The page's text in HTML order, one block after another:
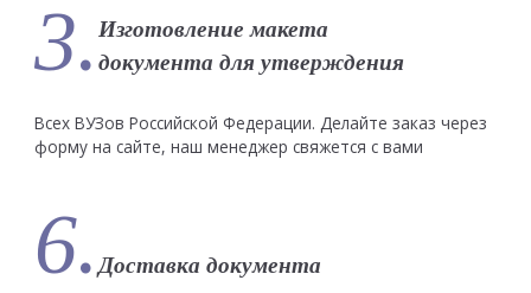
3. Изготовление макета
документа для утверждения
Всех ВУЗов Российской Федерации. Делайте заказ через
форму на сайте, наш менеджер свяжется с вами
6. Доставка документа